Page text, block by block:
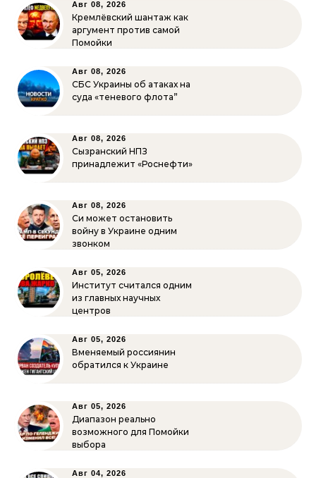
Авг 08, 2026
Кремлёвский шантаж как
аргумент против самой
Помойки
Авг 08, 2026
СБС Украины об атаках на
суда «теневого флота”
Авг 08, 2026
Сызранский НПЗ
принадлежит «Роснефти»
Авг 08, 2026
Си может остановить
войну в Украине одним
звонком
Авг 05, 2026
Институт считался одним
из главных научных
центров
Авг 05, 2026
Вменяемый россиянин
обратился к Украине
Авг 05, 2026
Диапазон реально
возможного для Помойки
выбора
Авг 04, 2026